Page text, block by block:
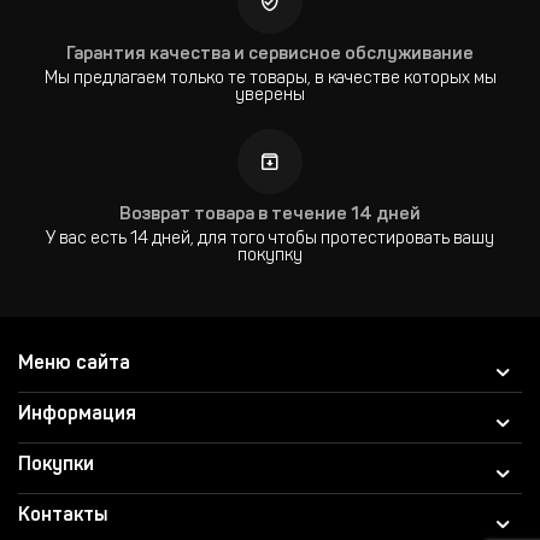
Гарантия качества и сервисное обслуживание
Мы предлагаем только те товары, в качестве которых мы
уверены
Возврат товара в течение 14 дней
У вас есть 14 дней, для того чтобы протестировать вашу
покупку
Меню сайта
Информация
Покупки
Контакты